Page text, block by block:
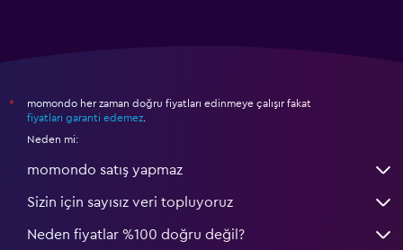
*
momondo her zaman doğru fiyatları edinmeye çalışır fakat
fiyatları garanti edemez
Neden mi:
momondo satış yapmaz
Sizin için sayısız veri topluyoruz
Neden fiyatlar %100 doğru değil?